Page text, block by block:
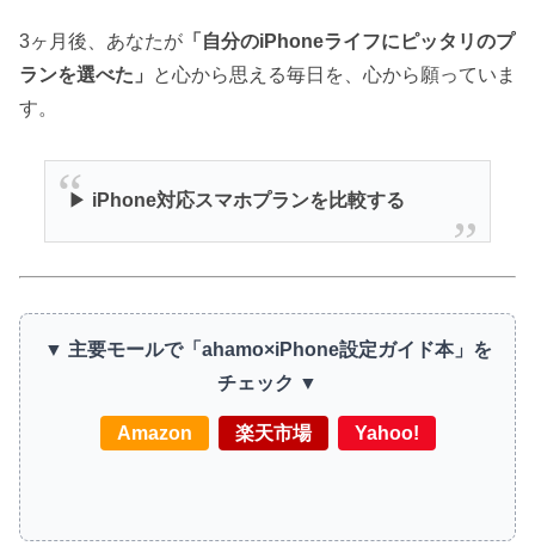
3ヶ月後、あなたが 「自分のiPhoneライフにピッタリのプ
ランを選べた」
と心から思える毎日を、心から願っていま
す。
▶ iPhone対応スマホプランを比較する
▼ 主要モールで「ahamo×iPhone設定ガイド本」を
チェック ▼
Amazon 楽天市場 Yahoo!